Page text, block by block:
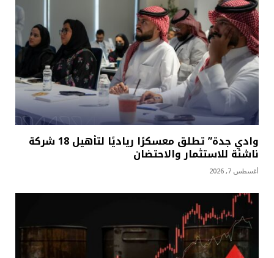
وادي جدة” تطلق معسكرًا رياديًا لتأهيل 18 شركة
ناشئة للاستثمار والاحتضان
أغسطس 7, 2026